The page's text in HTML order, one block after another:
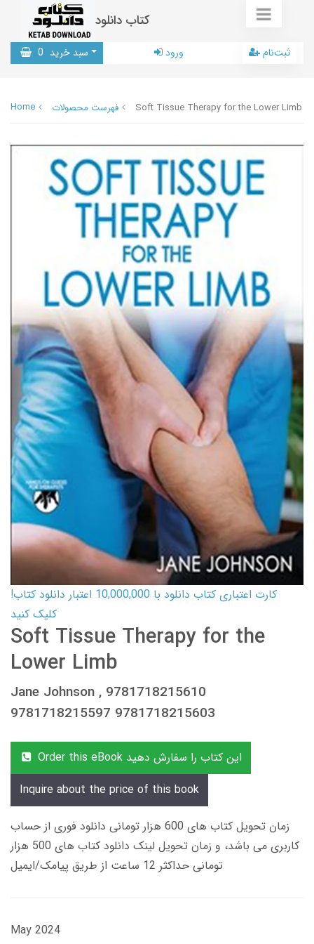
کتاب دانلود
سبد خرید 0 ورود ثبت‌نام
Home فهرست محصولات Soft Tissue Therapy for the Lower Limb
کارت اعتباری کتاب دانلود با 10,000,000 اعتبار دانلود کتاب!
کلیک کنید
Soft Tissue Therapy for the
Lower Limb
Jane Johnson , 9781718215610
9781718215597 9781718215603
Order this eBook این کتاب را سفارش دهید
Inquire about the price of this book
زمان تحویل کتاب های 600 هزار تومانی دانلود فوری از حساب
کاربری می باشد، و زمان تحویل لینک دانلود کتاب های 500 هزار
تومانی حداکثر 12 ساعت از طریق پیامک/ایمیل
May 2024